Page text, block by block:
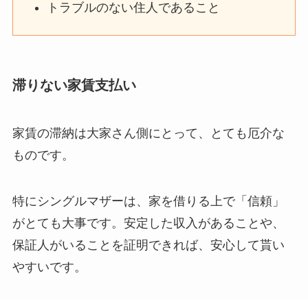
トラブルのない住人であること
滞りない家賃支払い
家賃の滞納は大家さん側にとって、とても厄介な
ものです。
特にシングルマザーは、家を借りる上で「信頼」
がとても大事です。安定した収入があることや、
保証人がいることを証明できれば、安心して貰い
やすいです。